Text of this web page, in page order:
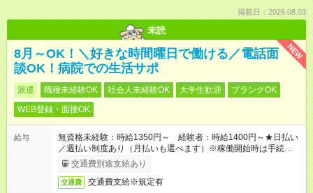
掲載日：2026.08.03
未読
NEW
8月～OK！＼好きな時間曜日で働ける／電話面
談OK！病院での生活サポ
派遣 職種未経験OK 社会人未経験OK 大学生歓迎
ブランクOK
WEB登録・面接OK
給与
無資格未経験：時給1350円～ 経験者：時給1400円～★日払い
／週払い制度あり（月払いも選べます）※稼働開始時は手続き完
了次第のお支払いとなります。
交通費別途支給あり
交通費 交通費支給※規定有